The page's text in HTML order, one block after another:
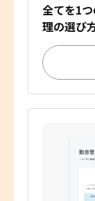
全てを1
理の選び